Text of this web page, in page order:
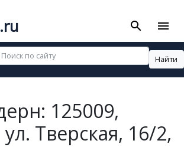
search menu
Найти
125009,
Тверская, 16/2,